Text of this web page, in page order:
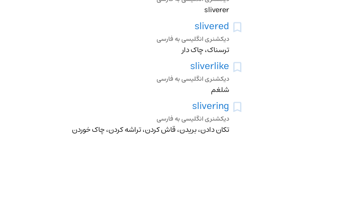
sliverer
slivered
دیکشنری انگلیسی به فارسی
ترسناک، چاک دار
sliverlike
دیکشنری انگلیسی به فارسی
شلغم
slivering
دیکشنری انگلیسی به فارسی
تکان دادن، بریدن، قاش کردن، تراشه کردن، چاک خوردن